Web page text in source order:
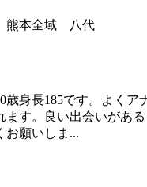
本全域 八代
歳身長185です。よくア
ます。良い出会いがあ
お願いしま...